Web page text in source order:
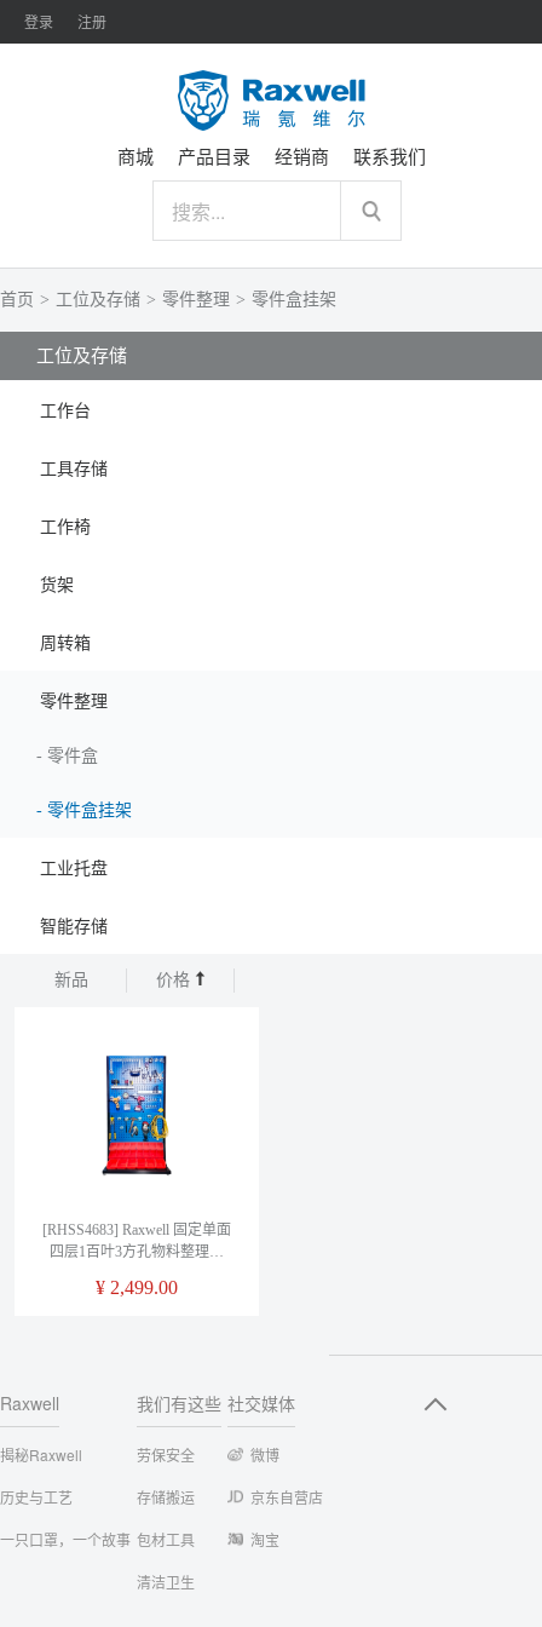
登录 注册
商城 产品目录 经销商 联系我们
首页 > 工位及存储 > 零件整理 > 零件盒挂架
工位及存储
工作台
工具存储
工作椅
货架
周转箱
零件整理
- 零件盒
- 零件盒挂架
工业托盘
智能存储
新品 价格
[RHSS4683] Raxwell 固定单面
四层1百叶3方孔物料整理架
¥ 2,499.00
Raxwell
揭秘Raxwell
历史与工艺
一只口罩，一个故事
我们有这些
劳保安全
存储搬运
包材工具
清洁卫生
社交媒体
微博
京东自营店
淘宝